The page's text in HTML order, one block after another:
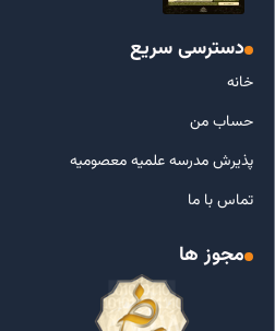
دسترسی سریع
خانه
حساب من
پذیرش مدرسه علمیه معصومیه
تماس با ما
مجوز ها